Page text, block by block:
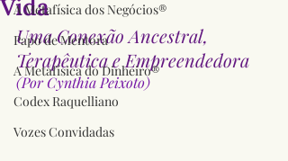
A Metafísica dos Negócios®
Papo de Mentora
A Metafísica do Dinheiro®
Codex Raquelliano
Vozes Convidadas
Vida
Uma Conexão Ancestral,
Terapêutica e Empreendedora
(Por Cynthia Peixoto)